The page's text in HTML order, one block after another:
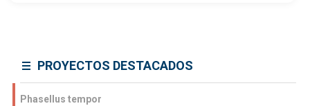
PROYECTOS DESTACADOS
Phasellus tempor